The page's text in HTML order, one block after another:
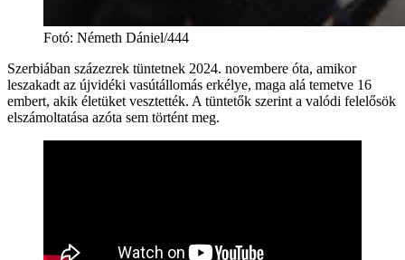
Fotó: Németh Dániel/444
Szerbiában százezrek tüntetnek 2024. novembere óta, amikor
leszakadt az újvidéki vasútállomás erkélye, maga alá temetve 16
embert, akik életüket vesztették. A tüntetők szerint a valódi felelősök
elszámoltatása azóta sem történt meg.